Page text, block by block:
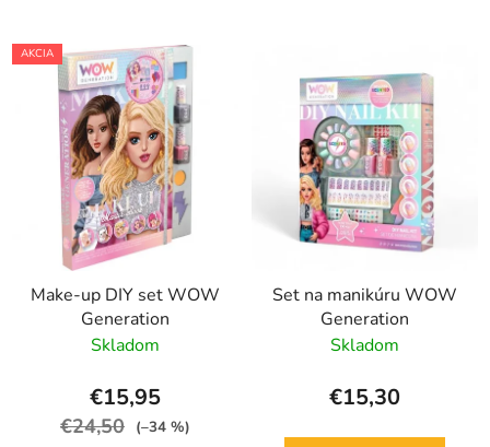
AKCIA
Make-up DIY set WOW
Generation
Skladom
€15,95
€24,50 (–34 %)
Set na manikúru WOW
Generation
Skladom
€15,30